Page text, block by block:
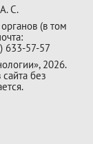
С.
(в том
633-57-57
2026.
без